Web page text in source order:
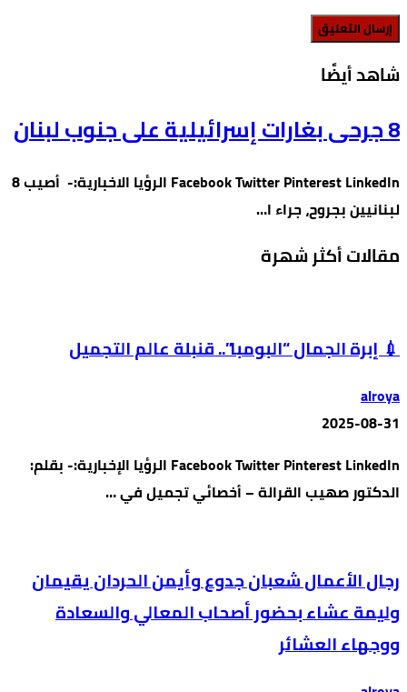
‫شاهد أيضًا‬
8 جرحى بغارات إسرائيلية على جنوب لبنان
Facebook Twitter Pinterest LinkedIn الرؤيا الاخبارية:- أصيب 8
لبنانيين بجروح، جراء ا…
مقالات أكثر شهرة
💉 إبرة الجمال “البومبا”.. قنبلة عالم التجميل
alroya
2025-08-31
Facebook Twitter Pinterest LinkedIn الرؤيا الإخبارية:- بقلم:
الدكتور صهيب القرالة – أخصائي تجميل في …
رجال الأعمال شعبان جدوع وأيمن الحردان يقيمان
وليمة عشاء بحضور أصحاب المعالي والسعادة
ووجهاء العشائر